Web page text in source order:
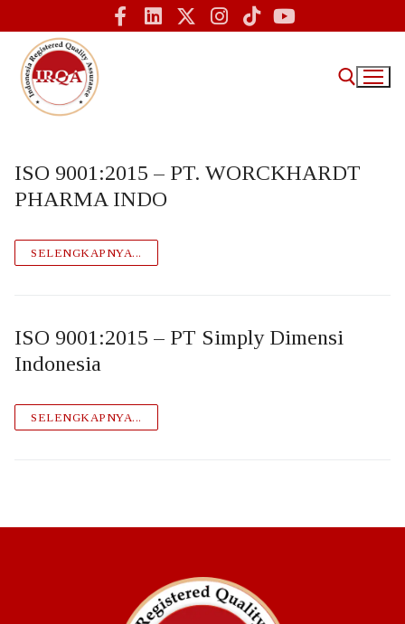
Home
IRQA
Informasi
Pencabutan dan Pengembalian Sertifikat
ISO 9001:2015 – PT. WORCKHARDT
PHARMA INDO
SELENGKAPNYA...
ISO 9001:2015 – PT Simply Dimensi
Indonesia
SELENGKAPNYA...